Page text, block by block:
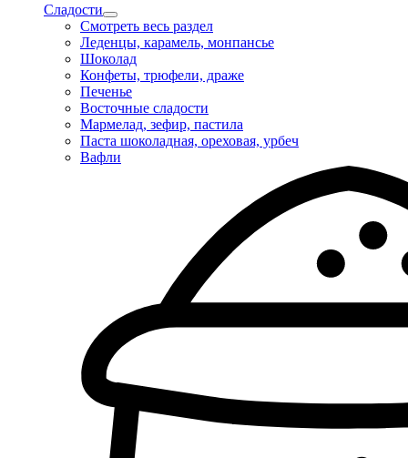
Сладости
Смотреть весь раздел
Леденцы, карамель, монпансье
Шоколад
Конфеты, трюфели, драже
Печенье
Восточные сладости
Мармелад, зефир, пастила
Паста шоколадная, ореховая, урбеч
Вафли